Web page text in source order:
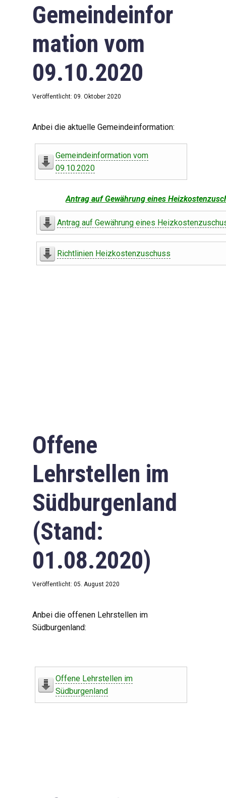
Gemeindeinfor
mation vom
09.10.2020
Veröffentlicht: 09. Oktober 2020
Anbei die aktuelle Gemeindeinformation:
Gemeindeinformation vom
09.10.2020
Antrag auf Gewährung eines
Antrag auf Gewährung eines
Richtlinien Heizkostenzuschuss
Offene
Lehrstellen im
Südburgenland
(Stand:
01.08.2020)
Veröffentlicht: 05. August 2020
Anbei die offenen Lehrstellen im
Südburgenland:
Offene Lehrstellen im
Südburgenland